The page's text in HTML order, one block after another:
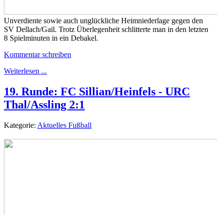
Unverdiente sowie auch unglückliche Heimniederlage gegen den
SV Dellach/Gail. Trotz Überlegenheit schlitterte man in den letzten
8 Spielminuten in ein Debakel.
Kommentar schreiben
Weiterlesen ...
19. Runde: FC Sillian/Heinfels - URC
Thal/Assling 2:1
Kategorie: Aktuelles Fußball